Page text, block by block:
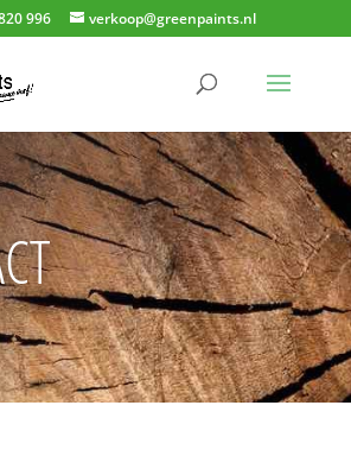
996 verkoop@greenpaints.nl